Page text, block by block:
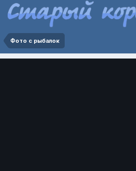
Фото с рыбалок